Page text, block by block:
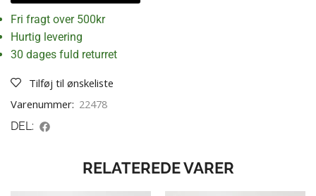
Fri fragt over 500kr
Hurtig levering
30 dages fuld returret
Tilføj til ønskeliste
Varenummer: 22478
DEL:
RELATEREDE VARER